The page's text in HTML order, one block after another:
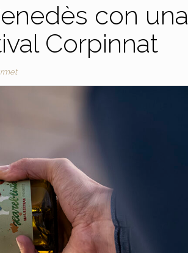
con una
Corpinnat